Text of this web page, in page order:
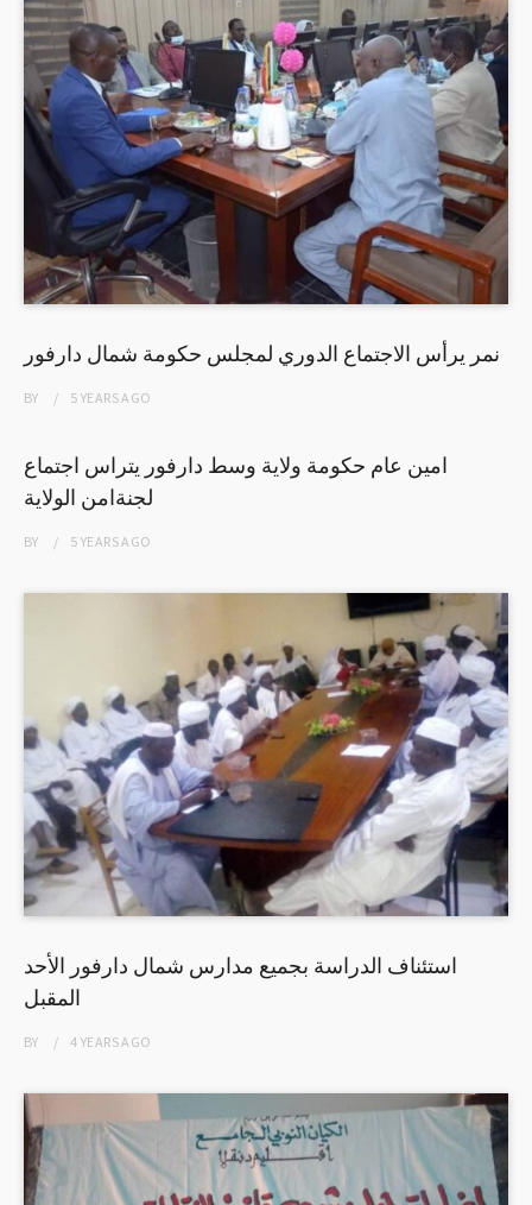
نمر يرأس الاجتماع الدوري لمجلس حكومة شمال دارفور
BY 5 YEARSAGO
امين عام حكومة ولاية وسط دارفور يتراس اجتماع
لجنةامن الولاية
BY 5 YEARSAGO
استئناف الدراسة بجميع مدارس شمال دارفور الأحد
المقبل
BY 4 YEARSAGO